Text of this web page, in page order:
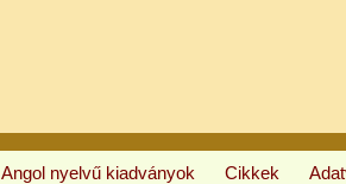
Angol nyelvű kiadványok Cikkek